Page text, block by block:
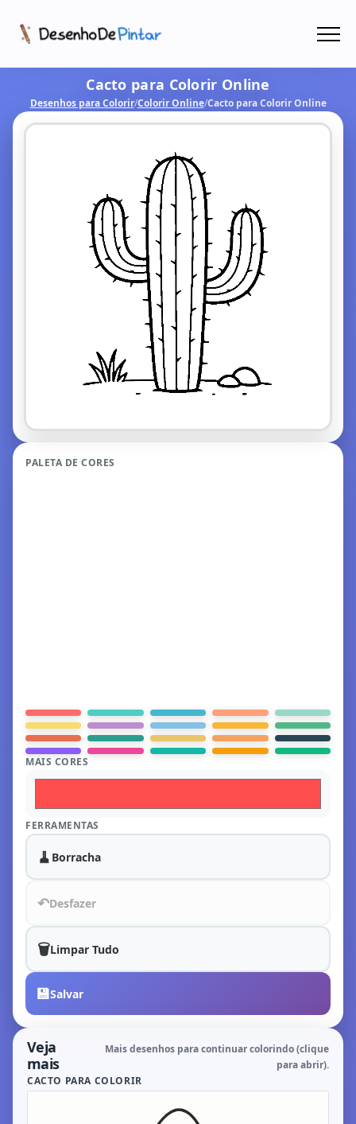
Coletâneas de Desenhos - PDF
Colorir Online
Cacto para Colorir Online
Desenhos para Colorir/Colorir Online/Cacto para Colorir Online
PALETA DE CORES
MAIS CORES
FERRAMENTAS
🧹 Borracha
↶Desfazer
🗑️Limpar Tudo
💾Salvar
Veja
mais
Mais desenhos para continuar colorindo (clique
para abrir).
CACTO PARA COLORIR